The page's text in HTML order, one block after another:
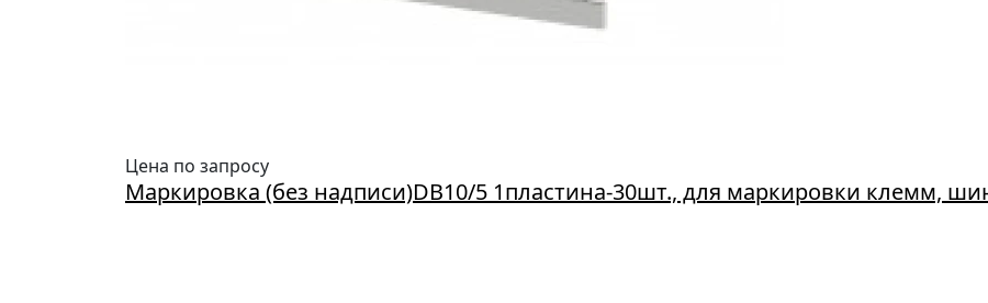
Цена по запросу
Маркировка (без надписи)DB10/5 1пластина-30шт., для маркировки клемм,